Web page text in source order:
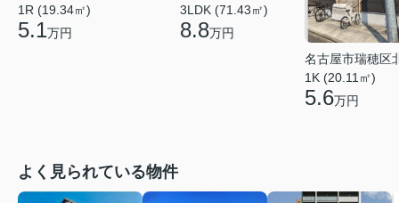
1R (19.34㎡)
5.1万円
3LDK (71.43㎡)
8.8万円
名古屋市瑞穂区
1K (20.11㎡)
5.6万円
よく見られている物件